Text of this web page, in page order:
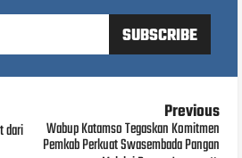
dari
Previous
Wabup Katamso Tegaskan Komitmen
Pemkab Perkuat Swasembada Pangan